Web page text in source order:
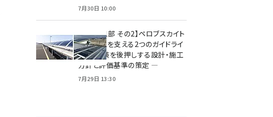
7月30日 10:00
特集【第1部 その2】ペロブスカイト
太陽電池を支える2つのガイドライ
ン ― 実装を後押しする設計・施工
方針と評価基準の策定 ―
7月29日 13:30